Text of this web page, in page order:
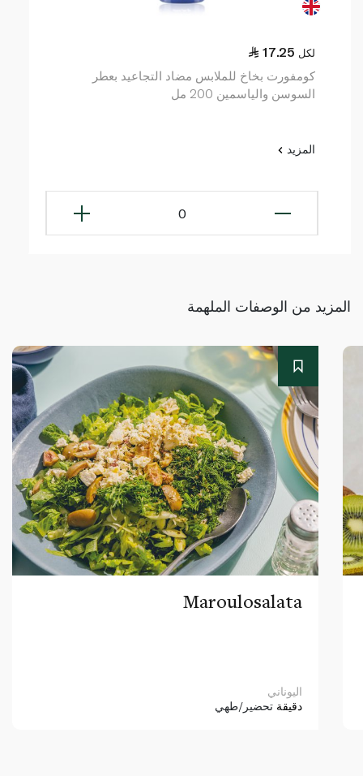
17.25 لكل
كومفورت بخاخ للملابس مضاد التجاعيد بعطر
السوسن والياسمين 200 مل
المزيد
0
المزيد من الوصفات الملهمة
Maroulosalata
اليوناني
دقيقة تحضير/طهي